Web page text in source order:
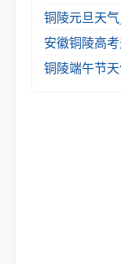
铜陵元旦天
安徽铜陵高
铜陵端午节